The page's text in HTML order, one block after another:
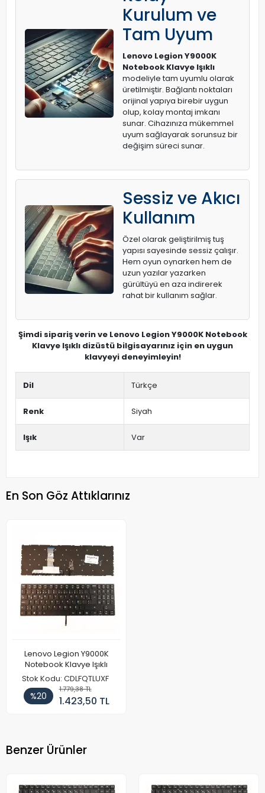
Kurulum ve
Tam Uyum
Lenovo Legion Y9000K
Notebook Klavye Işıklı
modeliyle tam uyumlu olarak
üretilmiştir. Bağlantı noktaları
orijinal yapıya birebir uygun
olup, kolay montaj imkanı
sunar. Cihazınıza mükemmel
uyum sağlayarak sorunsuz bir
değişim süreci sunar.
Sessiz ve Akıcı
Kullanım
Özel olarak geliştirilmiş tuş
yapısı sayesinde sessiz çalışır.
Hem oyun oynarken hem de
uzun yazılar yazarken
gürültüyü en aza indirerek
rahat bir kullanım sağlar.
Şimdi sipariş verin ve Lenovo Legion Y9000K Notebook
Klavye Işıklı dizüstü bilgisayarınız için en uygun
klavyeyi deneyimleyin!
Dil Türkçe
Renk Siyah
Işık Var
En Son Göz Attıklarınız
Lenovo Legion Y9000K
Notebook Klavye Işıklı
Stok Kodu: CDLFQTLUXF
%20
1.779,38 TL
1.423,50 TL
Benzer Ürünler